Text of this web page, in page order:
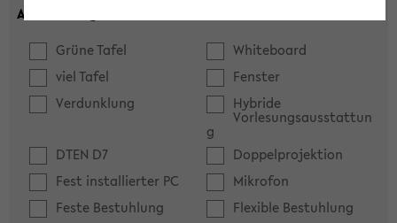
Ausstattung:
Grüne Tafel
Whiteboard
viel Tafel
Fenster
Verdunklung
Hybride
Vorlesungsausstattun
g
DTEN D7
Doppelprojektion
Fest installierter PC
Mikrofon
Feste Bestuhlung
Flexible Bestuhlung